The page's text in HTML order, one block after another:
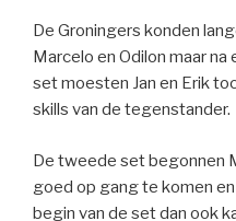
De Groningers konden
Marcelo en Odilon maar
set moesten Jan en Erik
skills van de tegenstander.
De tweede set begonnen
goed op gang te komen
begin van de set dan ook